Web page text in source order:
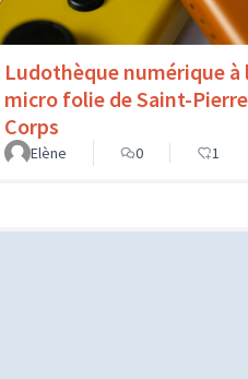
Ludothèque numérique à
micro folie de Saint-
Corps
Elène 0 1